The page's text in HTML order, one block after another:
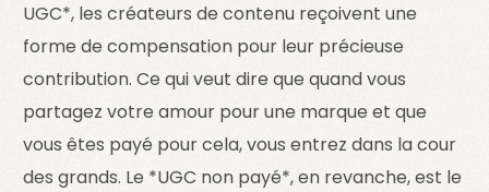
UGC*, les créateurs de contenu reçoivent une
forme de compensation pour leur précieuse
contribution. Ce qui veut dire que quand vous
partagez votre amour pour une marque et que
vous êtes payé pour cela, vous entrez dans la cour
des grands. Le *UGC non payé*, en revanche, est le